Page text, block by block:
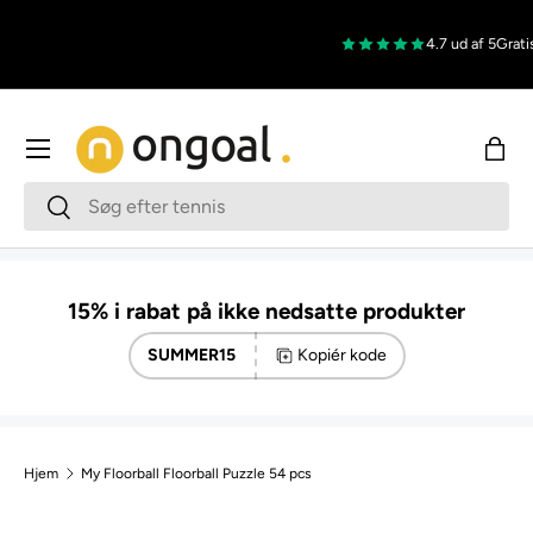
4.7 ud af 5 Gratis
SøgSøg
Menu
15% i rabat på ikke nedsatte produkter
SUMMER15 Kopiér kode
Hjem My Floorball Floorball Puzzle 54 pcs